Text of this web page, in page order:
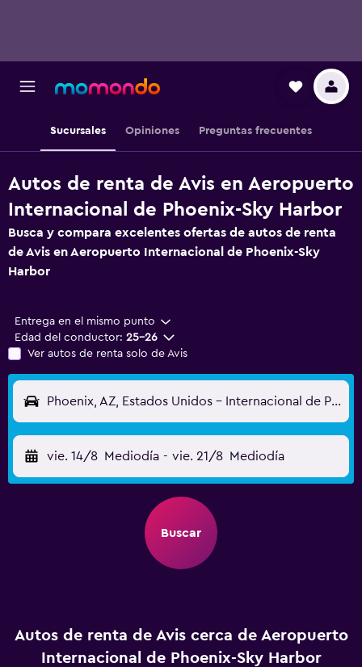
Sucursales Opiniones Preguntas frecuentes
Autos de renta de Avis en Aeropuerto
Internacional de Phoenix-Sky Harbor
Busca y compara excelentes ofertas de autos de renta
de Avis en Aeropuerto Internacional de Phoenix-Sky
Harbor
Entrega en el mismo punto
Edad del conductor: 25-26
Ver autos de renta solo de Avis
Phoenix, AZ, Estados Unidos - Internacional de Phoenix-Sky Harbor (PHX)
vie. 14/8 Mediodía - vie. 21/8 Mediodía
Buscar
Autos de renta de Avis cerca de Aeropuerto
Internacional de Phoenix-Sky Harbor